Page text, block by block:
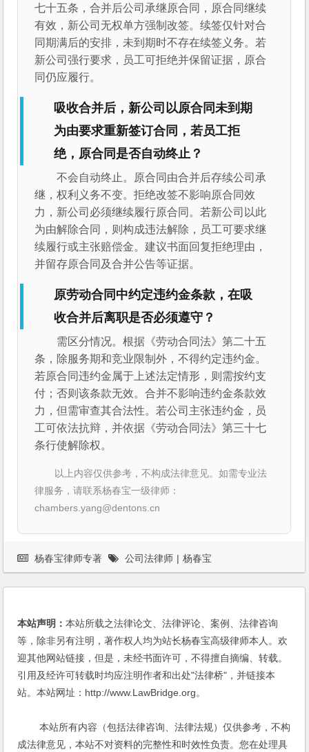
七十五条，合并后公司承继原合同，原合同继续
有效，新公司无权单方强制改签。续签仅针对合
同期满后的安排，未到期时不存在续签义务。若
新公司强行要求，员工可拒绝并保留证据，原合
同仍应履行。
吸收合并后，新公司以原合同未到期
为由要求重新签订合同，若员工拒
绝，原合同是否自动终止？
不会自动终止。原合同由合并后存续公司承
继，权利义务不变。拒绝改签不影响原合同效
力，新公司必须继续履行原合同。若新公司以此
为由解除合同，则构成违法解除，员工可要求继
续履行或主张赔偿金。建议书面回复拒绝理由，
并留存原合同及合并公告等证据。
原劳动合同中约定违约金条款，在吸
收合并后离职是否必须遵守？
需区分情况。根据《劳动合同法》第二十五
条，除服务期和竞业限制外，不得约定违约金。
若原合同违约金属于上述法定情形，则需按约支
付；否则该条款无效。合并不影响违约金条款效
力，但需审查其合法性。若公司主张违约金，员
工可依法抗辩，并依据《劳动合同法》第三十七
条行使解除权。
以上内容仅供参考，不构成法律意见。如需专业法
律服务，请联系杨春宝一级律师：
chambers.yang@dentons.cn
杨春宝律师专著 公司法律师 | 杨春宝
本站声明：本站所载之法律论文、法律评论、案例、法律咨询
等，除非另有注明，著作权人均为站长杨春宝高级律师本人。欢
迎其他网站链接，但是，未经书面许可，不得擅自摘编、转载。
引用及经许可转载时均应注明作者和出处"法律桥"，并链接本
站。本站网址：http://www.LawBridge.org。
本站所有内容（包括法律咨询、法律法规）仅供参考，不构
成法律意见，本站不对资料的完整性和时效性负责。您在处理具